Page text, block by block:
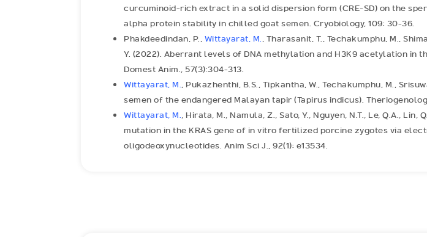
curcuminoid-rich extract in a solid dispersion form (CRE-SD) on the
alpha protein stability in chilled goat semen. Cryobiology, 109: 30-36.
Phakdeedindan, P.,Wittayarat, M., Tharasanit, T., Techakumphu, M.,
Y. (2022). Aberrant levels of DNA methylation and H3K9 acetylation
Domest Anim., 57(3):304-313.
Wittayarat, M., Pukazhenthi, B.S., Tipkantha, W., Techakumphu, M.,
semen of the endangered Malayan tapir (Tapirus indicus).
Wittayarat, M., Hirata, M., Namula, Z., Sato, Y., Nguyen, N.T., Le, Q.A.,
mutation in the KRAS gene of in vitro fertilized porcine zygotes via
oligodeoxynucleotides. Anim Sci J., 92(1): e13534.